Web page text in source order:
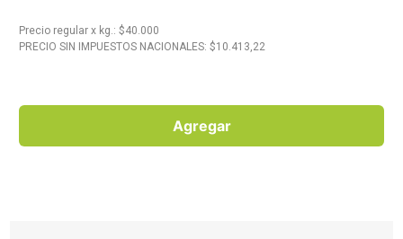
Precio regular x kg. : $40.000
PRECIO SIN IMPUESTOS NACIONALES: $10.413,22
Agregar
. Aceite